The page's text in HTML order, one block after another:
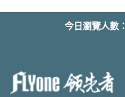
今日瀏覽人數：